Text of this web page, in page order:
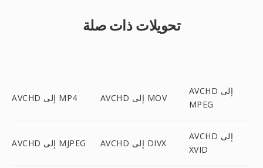
تحويلات ذات صلة
AVCHD إلى MP4 AVCHD إلى MOV
AVCHD إلى
MPEG
AVCHD إلى MJPEG AVCHD إلى DIVX
AVCHD إلى
XVID